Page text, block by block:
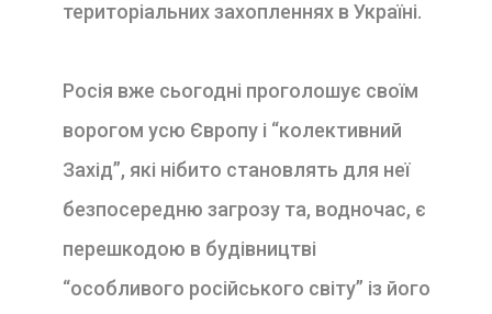
територіальних захопленнях в Україні.
Росія вже сьогодні проголошує своїм
ворогом усю Європу і “колективний
Захід”, які нібито становлять для неї
безпосередню загрозу та, водночас, є
перешкодою в будівництві
“особливого російського світу” із його